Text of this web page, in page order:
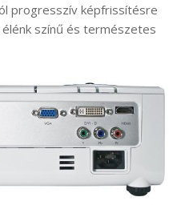
progresszív képfrissítésre
színű és természetes